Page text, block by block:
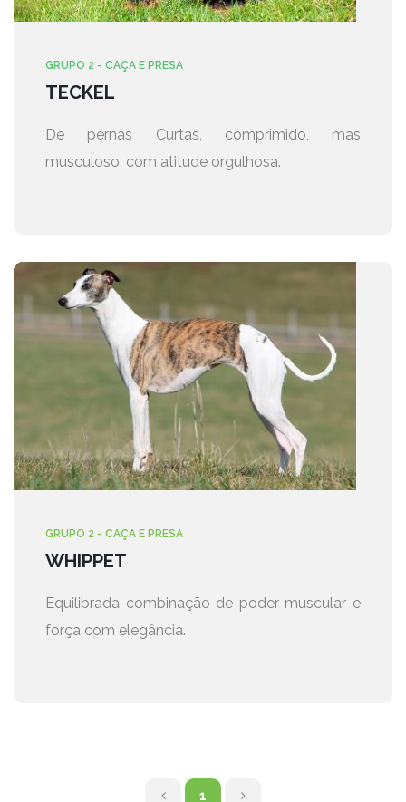
GRUPO 2 - CAÇA E PRESA
TECKEL
De pernas Curtas, comprimido, mas
musculoso, com atitude orgulhosa.
GRUPO 2 - CAÇA E PRESA
WHIPPET
Equilibrada combinação de poder muscular e
força com elegância.
P 1 N